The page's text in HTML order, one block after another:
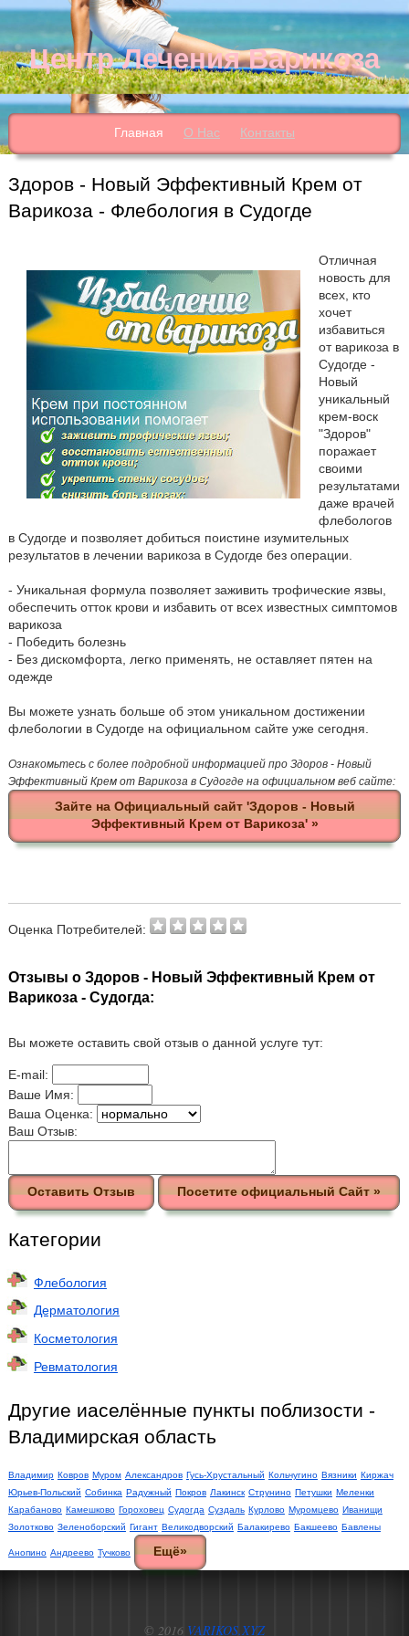
Центр Лечения Варикоза
Главная О Нас Контакты
Здоров - Новый Эффективный Крем от
Варикоза - Флебология в Судогде
Отличная
новость для
всех, кто
хочет
избавиться
от варикоза в
Судогде -
Новый
уникальный
крем-воск
"Здоров"
поражает
своими
результатами
даже врачей
флебологов
в Судогде и позволяет добиться поистине изумительных
результатов в лечении варикоза в Судогде без операции.
- Уникальная формула позволяет заживить трофические язвы,
обеспечить отток крови и избавить от всех известных симптомов
варикоза
- Победить болезнь
- Без дискомфорта, легко применять, не оставляет пятен на
одежде
Вы можете узнать больше об этом уникальном достижении
флебологии в Судогде на официальном сайте уже сегодня.
Ознакомьтесь с более подробной информацией про Здоров - Новый
Эффективный Крем от Варикоза в Судогде на официальном веб сайте:
Зайте на Официальный сайт 'Здоров - Новый
Эффективный Крем от Варикоза' »
Оценка Потребителей:
Отзывы о Здоров - Новый Эффективный Крем от
Варикоза - Судогда:
Вы можете оставить свой отзыв о данной услуге тут:
E-mail:
Ваше Имя:
Ваша Оценка:
Ваш Отзыв:
Оставить Отзыв Посетите официальный Сайт »
Категории
Флебология
Дерматология
Косметология
Ревматология
Другие иаселённые пункты поблизости -
Владимирская область
Владимир Ковров Муром Александров Гусь-Хрустальный Кольчугино Вязники Киржач
Юрьев-Польский Собинка Радужный Покров Лакинск Струнино Петушки Меленки
Карабаново Камешково Гороховец Судогда Суздаль Курлово Муромцево Иванищи
Золотково Зеленоборский Гигант Великодворский Балакирево Бакшеево Бавлены
Анопино Андреево Тучково Ещё»
© 2016 VARIKOS.XYZ